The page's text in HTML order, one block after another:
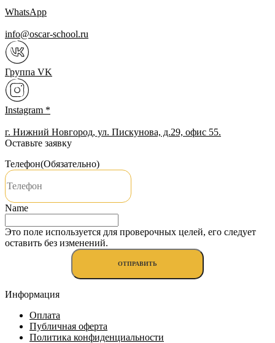
WhatsApp
info@oscar-school.ru
Группа VK
Instagram *
г. Нижний Новгород, ул. Пискунова, д.29, офис 55.
Оставьте заявку
Телефон(Обязательно)
Name
Это поле используется для проверочных целей, его следует
оставить без изменений.
Информация
Оплата
Публичная оферта
Политика конфиденциальности